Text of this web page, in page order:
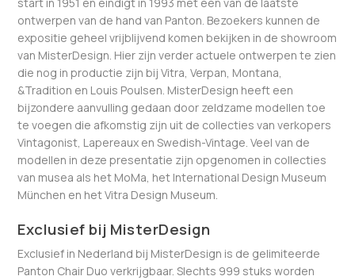
ontwerpen van de hand van Panton. Bezoekers kunnen de
expositie geheel vrijblijvend komen bekijken in de showroom
van MisterDesign. Hier zijn verder actuele ontwerpen te zien
die nog in productie zijn bij Vitra, Verpan, Montana,
&Tradition en Louis Poulsen. MisterDesign heeft een
bijzondere aanvulling gedaan door zeldzame modellen toe
te voegen die afkomstig zijn uit de collecties van verkopers
Vintagonist, Lapereaux en Swedish-Vintage. Veel van de
modellen in deze presentatie zijn opgenomen in collecties
van musea als het MoMa, het International Design Museum
München en het Vitra Design Museum.
Exclusief bij MisterDesign
Exclusief in Nederland bij MisterDesign is de gelimiteerde
Panton Chair Duo verkrijgbaar. Slechts 999 stuks worden